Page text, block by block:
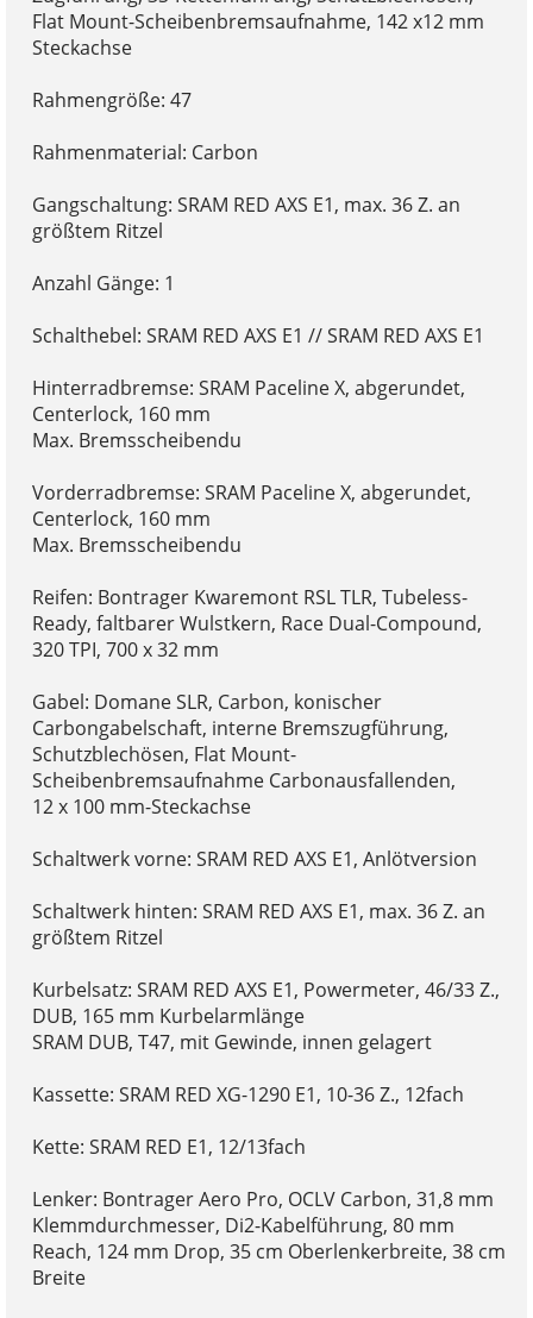
Flat Mount-Scheibenbremsaufnahme, 142 x12 mm
Steckachse
Rahmengröße: 47
Rahmenmaterial: Carbon
Gangschaltung: SRAM RED AXS E1, max. 36 Z. an
größtem Ritzel
Anzahl Gänge: 1
Schalthebel: SRAM RED AXS E1 // SRAM RED AXS E1
Hinterradbremse: SRAM Paceline X, abgerundet,
Centerlock, 160 mm
Max. Bremsscheibendu
Vorderradbremse: SRAM Paceline X, abgerundet,
Centerlock, 160 mm
Max. Bremsscheibendu
Reifen: Bontrager Kwaremont RSL TLR, Tubeless-
Ready, faltbarer Wulstkern, Race Dual-Compound,
320 TPI, 700 x 32 mm
Gabel: Domane SLR, Carbon, konischer
Carbongabelschaft, interne Bremszugführung,
Schutzblechösen, Flat Mount-
Scheibenbremsaufnahme Carbonausfallenden,
12 x 100 mm-Steckachse
Schaltwerk vorne: SRAM RED AXS E1, Anlötversion
Schaltwerk hinten: SRAM RED AXS E1, max. 36 Z. an
größtem Ritzel
Kurbelsatz: SRAM RED AXS E1, Powermeter, 46/33 Z.,
DUB, 165 mm Kurbelarmlänge
SRAM DUB, T47, mit Gewinde, innen gelagert
Kassette: SRAM RED XG-1290 E1, 10-36 Z., 12fach
Kette: SRAM RED E1, 12/13fach
Lenker: Bontrager Aero Pro, OCLV Carbon, 31,8 mm
Klemmdurchmesser, Di2-Kabelführung, 80 mm
Reach, 124 mm Drop, 35 cm Oberlenkerbreite, 38 cm
Breite